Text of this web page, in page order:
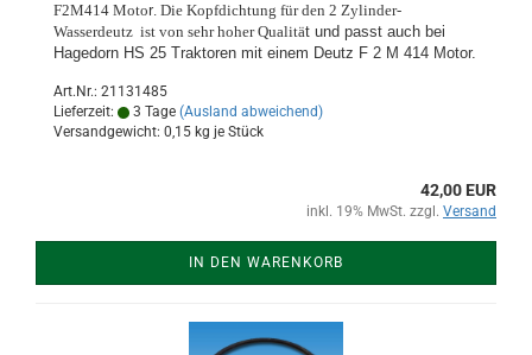
F2M414 Motor. Die Kopfdichtung für den 2 Zylinder-
Wasserdeutz ist von sehr hoher Qualität und passt auch bei
Hagedorn HS 25 Traktoren mit einem Deutz F 2 M 414 Motor.
Art.Nr.: 21131485
Lieferzeit:
3 Tage (Ausland abweichend)
Versandgewicht: 0,15 kg je Stück
42,00 EUR
inkl. 19% MwSt. zzgl. Versand
IN DEN WARENKORB